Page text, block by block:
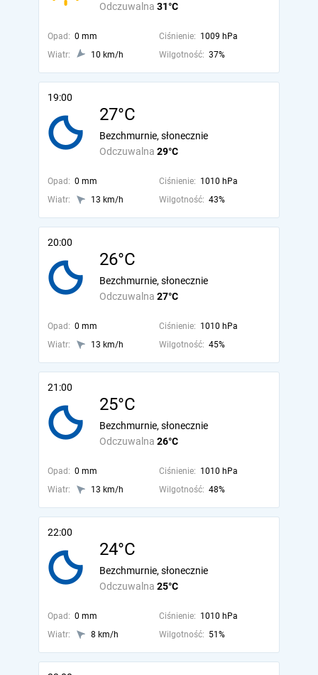
Odczuwalna 31°C
Opad: 0 mm Ciśnienie: 1009 hPa
Wiatr:
10 km/h Wilgotność: 37%
19:00
27°C
Odczuwalna 29°C
Bezchmurnie, słonecznie
Opad: 0 mm Ciśnienie: 1010 hPa
Wiatr:
13 km/h Wilgotność: 43%
20:00
26°C
Odczuwalna 27°C
Bezchmurnie, słonecznie
Opad: 0 mm Ciśnienie: 1010 hPa
Wiatr:
13 km/h Wilgotność: 45%
21:00
25°C
Odczuwalna 26°C
Bezchmurnie, słonecznie
Opad: 0 mm Ciśnienie: 1010 hPa
Wiatr:
13 km/h Wilgotność: 48%
22:00
24°C
Odczuwalna 25°C
Bezchmurnie, słonecznie
Opad: 0 mm Ciśnienie: 1010 hPa
Wiatr:
8 km/h Wilgotność: 51%